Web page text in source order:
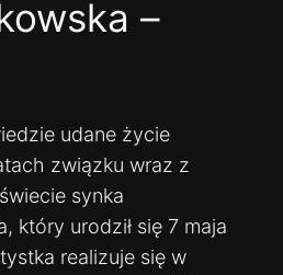
–
udane życie
związku wraz z
synka
który urodził się 7 maja
realizuje się w